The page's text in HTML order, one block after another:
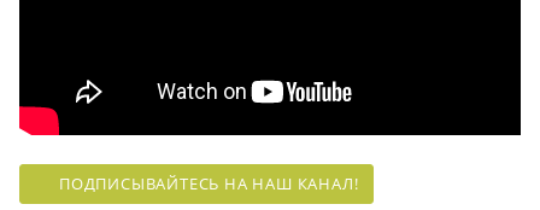
ПОДПИСЫВАЙТЕСЬ НА НАШ КАНАЛ!